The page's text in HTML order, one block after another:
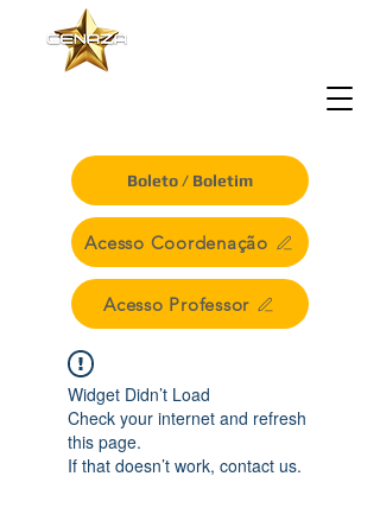
Boleto / Boletim
Acesso Coordenação
Acesso Professor
Widget Didn’t Load
Check your internet and refresh
this page.
If that doesn’t work, contact us.